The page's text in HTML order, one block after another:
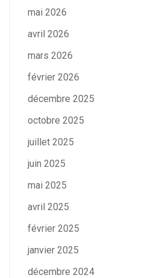
mai 2026
avril 2026
mars 2026
février 2026
décembre 2025
octobre 2025
juillet 2025
juin 2025
mai 2025
avril 2025
février 2025
janvier 2025
décembre 2024